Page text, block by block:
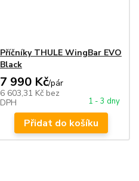
Příčníky THULE WingBar EVO
Black
7 990 Kč/pár
6 603,31 Kč bez
DPH
1 - 3 dny
Přidat do košíku